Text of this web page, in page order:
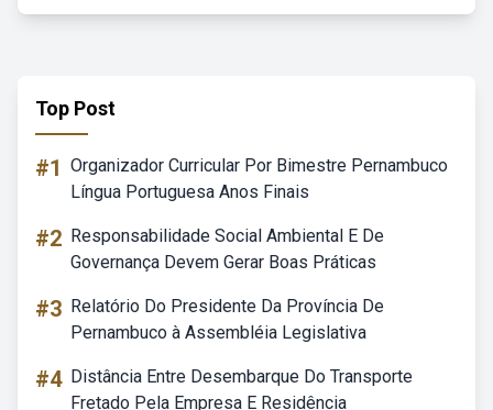
Top Post
#1 Organizador Curricular Por Bimestre Pernambuco
Língua Portuguesa Anos Finais
#2 Responsabilidade Social Ambiental E De
Governança Devem Gerar Boas Práticas
#3 Relatório Do Presidente Da Província De
Pernambuco à Assembléia Legislativa
#4 Distância Entre Desembarque Do Transporte
Fretado Pela Empresa E Residência